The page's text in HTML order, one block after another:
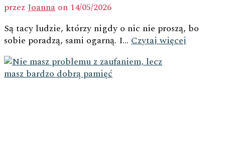
przez Joanna on 14/05/2026
Są tacy ludzie, którzy nigdy o nic nie proszą, bo
sobie poradzą, sami ogarną. I... Czytaj więcej